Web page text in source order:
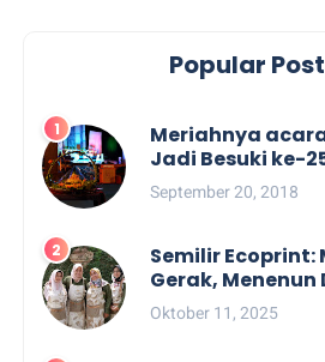
Popular
Meriahnya
Jadi Besuki ke-
September 20, 2018
Semilir
Gerak,
Kulit Kayu
Oktober 11, 2025